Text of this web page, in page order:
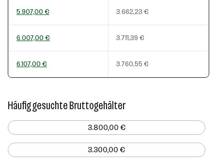
5.907,00 € 3.662,23 €
6.007,00 € 3.711,39 €
6.107,00 € 3.760,55 €
Häufig gesuchte Bruttogehälter
3.800,00 €
3.300,00 €